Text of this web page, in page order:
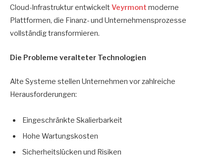
Cloud-Infrastruktur entwickelt Veyrmont moderne
Plattformen, die Finanz- und Unternehmensprozesse
vollständig transformieren.
Die Probleme veralteter Technologien
Alte Systeme stellen Unternehmen vor zahlreiche
Herausforderungen:
Eingeschränkte Skalierbarkeit
Hohe Wartungskosten
Sicherheitslücken und Risiken